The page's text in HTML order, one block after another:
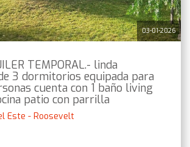
03-01-2026
TEMPORAL.- linda
3 dormitorios equipada para
cuenta con 1 baño living
patio con parrilla
Este - Roosevelt